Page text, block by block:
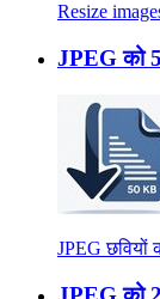
Resize
JPEG को
JPEG